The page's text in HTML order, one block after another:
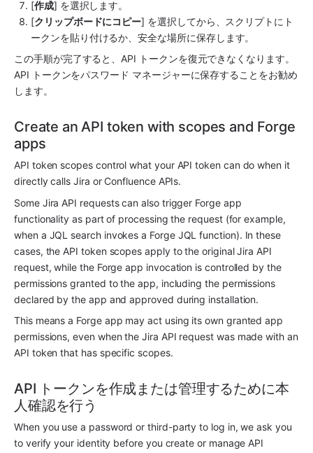
[作成] を選択します。
[クリップボードにコピー] を選択してから、スクリプトにト
ークンを貼り付けるか、安全な場所に保存します。
この手順が完了すると、API トークンを復元できなくなります。
API トークンをパスワード マネージャーに保存することをお勧め
します。
Create an API token with scopes and Forge
apps
API token scopes control what your API token can do when it
directly calls Jira or Confluence APIs.
Some Jira API requests can also trigger Forge app
functionality as part of processing the request (for example,
when a JQL search invokes a Forge JQL function). In these
cases, the API token scopes apply to the original Jira API
request, while the Forge app invocation is controlled by the
permissions granted to the app, including the permissions
declared by the app and approved during installation.
This means a Forge app may act using its own granted app
permissions, even when the Jira API request was made with an
API token that has specific scopes.
API トークンを作成または管理するために本
人確認を行う
When you use a password or third-party to log in, we ask you
to verify your identity before you create or manage API